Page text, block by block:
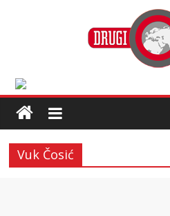
Vuk Čosić